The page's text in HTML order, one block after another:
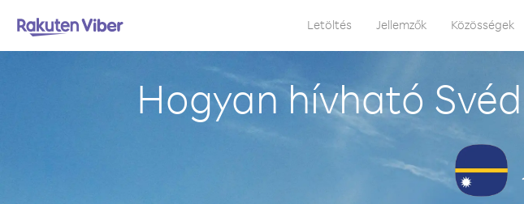
Letöltés Jellemzők Közösségek
Hogyan hívható